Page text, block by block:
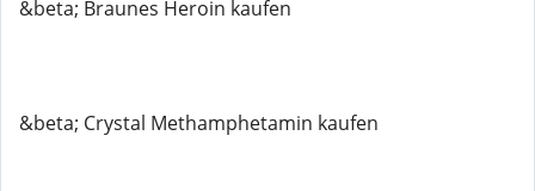
&beta; Braunes Heroin kaufen
&beta; Crystal Methamphetamin kaufen